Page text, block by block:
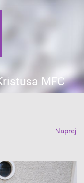
MFC
Naprej